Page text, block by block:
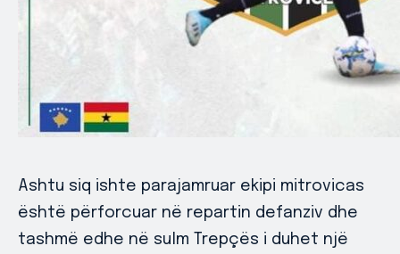
Ashtu siq ishte parajamruar ekipi mitrovicas
është përforcuar në repartin defanziv dhe
tashmë edhe në sulm Trepçës i duhet një